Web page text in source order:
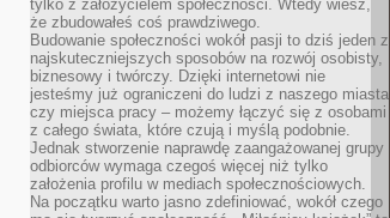
tylko z założycielem społeczności. Wtedy wiesz,
że zbudowałeś coś prawdziwego.
Budowanie społeczności wokół pasji to dziś jeden z
najskuteczniejszych sposobów na rozwój osobisty,
biznesowy i twórczy. Dzięki internetowi nie
jesteśmy już ograniczeni do ludzi z naszego miasta
czy miejsca pracy – możemy łączyć się z osobami
z całego świata, które czują i myślą podobnie.
Jednak stworzenie naprawdę zaangażowanej grupy
odbiorców wymaga czegoś więcej niż tylko
założenia profilu w mediach społecznościowych.
Na początku warto jasno zdefiniować, wokół czego